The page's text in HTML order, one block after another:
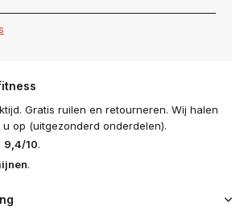
Gratis ruilen en retourneren. Wij halen
op (uitgezonderd onderdelen).
9,4/10.
.